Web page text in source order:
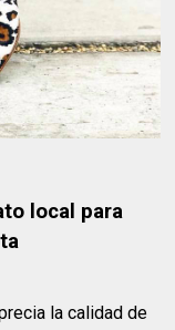
local para
la calidad de